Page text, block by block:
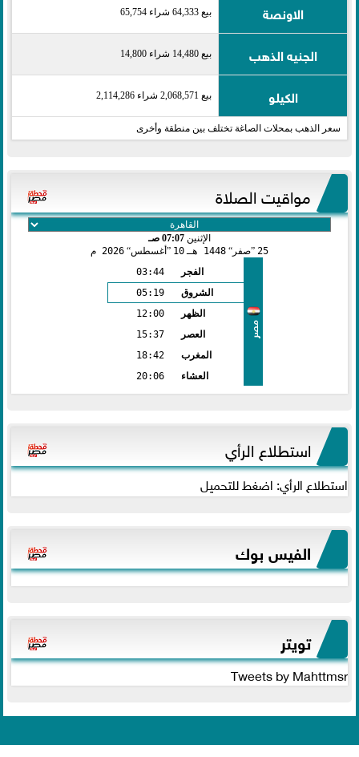
الاونصة بيع 64,333 شراء 65,754
الجنيه الذهب بيع 14,480 شراء 14,800
الكيلو بيع 2,068,571 شراء 2,114,286
سعر الذهب بمحلات الصاغة تختلف بين منطقة وأخرى
مواقيت الصلاة
الإثنين 07:07 صـ
25 صفر 1448 هـ 10 أغسطس 2026 م
مصر
الفجر
03:44
الشروق
05:19
الظهر
12:00
العصر
15:37
المغرب
18:42
العشاء
20:06
استطلاع الرأي
استطلاع الرأي: اضغط للتحميل
الفيس بوك
تويتر
Tweets by Mahttmsr